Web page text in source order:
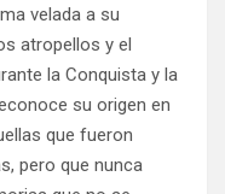
velada a su
atropellos y el
la Conquista y la
su origen en
que fueron
pero que nunca